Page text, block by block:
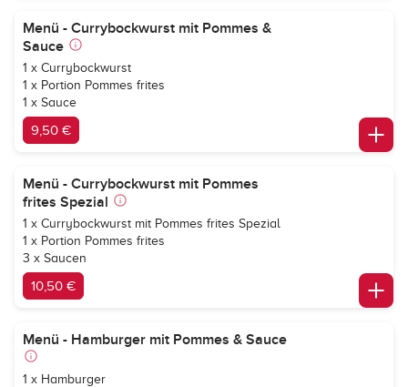
Menü - Currybockwurst mit Pommes &
Sauce
1 x Currybockwurst
1 x Portion Pommes frites
1 x Sauce
9,50 €
Menü - Currybockwurst mit Pommes
frites Spezial
1 x Currybockwurst mit Pommes frites Spezial
1 x Portion Pommes frites
3 x Saucen
10,50 €
Menü - Hamburger mit Pommes & Sauce
1 x Hamburger